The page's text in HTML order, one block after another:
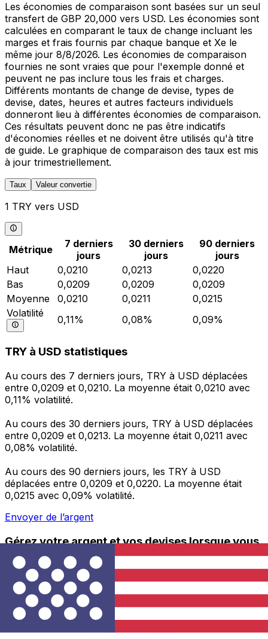
Les économies de comparaison sont basées sur un seul
transfert de GBP 20,000 vers USD. Les économies sont
calculées en comparant le taux de change incluant les
marges et frais fournis par chaque banque et Xe le
même jour 8/8/2026. Les économies de comparaison
fournies ne sont vraies que pour l'exemple donné et
peuvent ne pas inclure tous les frais et charges.
Différents montants de change de devise, types de
devise, dates, heures et autres facteurs individuels
donneront lieu à différentes économies de comparaison.
Ces résultats peuvent donc ne pas être indicatifs
d'économies réelles et ne doivent être utilisés qu'à titre
de guide. Le graphique de comparaison des taux est mis
à jour trimestriellement.
Taux Valeur convertie
1 TRY vers USD
Métrique
7 derniers
jours
30 derniers
jours
90 derniers
jours
Haut
0,0210 0,0213
0,0220
Bas
0,0209 0,0209
0,0209
Moyenne
0,0210 0,0211
0,0215
Volatilité
0,11% 0,08% 0,09%
TRY à USD statistiques
Au cours des 7 derniers jours, TRY à USD déplacées
entre 0,0209 et 0,0210. La moyenne était 0,0210 avec
0,11% volatilité.
Au cours des 30 derniers jours, TRY à USD déplacées
entre 0,0209 et 0,0213. La moyenne était 0,0211 avec
0,08% volatilité.
Au cours des 90 derniers jours, les TRY à USD
déplacées entre 0,0209 et 0,0220. La moyenne était
0,0215 avec 0,09% volatilité.
Envoyer de l’argent
Gérez votre argent et vos devises lorsque vous
êtes en déplacement
L'application Xe réunit toutes les fonctionnalités
nécessaires pour vos transferts d'argent internationaux
et la gestion de vos devises. Convertissez des devises,
programmez des alertes de taux et transférez de